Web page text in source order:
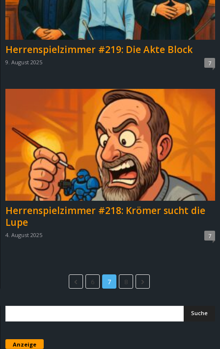
Herrenspielzimmer #219: Die Akte Block
9. August 2025 7
Herrenspielzimmer #218: Krömer sucht die
Lupe
4. August 2025 7
6 7 8
Anzeige